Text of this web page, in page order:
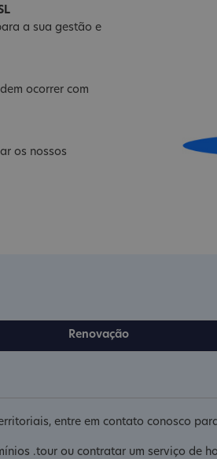
a sua gestão e
ocorrer com
os nossos
Renovação
entre em contato conosco
.tour ou contratar um serviço de